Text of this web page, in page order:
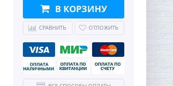
В КОРЗИНУ
СРАВНИТЬ ОТЛОЖИТЬ